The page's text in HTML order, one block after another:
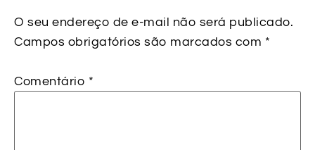
O seu endereço de e-mail não será publicado.
Campos obrigatórios são marcados com *
Comentário *